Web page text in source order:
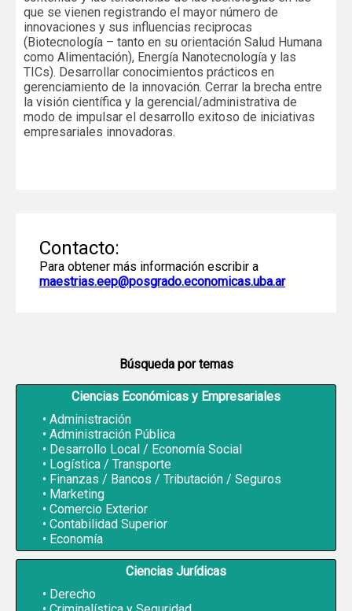
Búsqueda por temas
Ciencias Económicas y Empresariales
Administración
Administración Pública
Desarrollo Local / Economía Social
Logística / Transporte
Finanzas / Bancos / Tributación / Seguros
Marketing
Comercio Exterior
Contabilidad Superior
Economía
Ciencias Jurídicas
Derecho
que se vienen registrando el mayor número de
innovaciones y sus influencias reciprocas
(Biotecnología – tanto en su orientación Salud Humana
como Alimentación), Energía Nanotecnología y las
TICs). Desarrollar conocimientos prácticos en
gerenciamiento de la innovación. Cerrar la brecha entre
la visión científica y la gerencial/administrativa de
modo de impulsar el desarrollo exitoso de iniciativas
empresariales innovadoras.
Contacto:
Para obtener más información escribir a
maestrias.eep@posgrado.economicas.uba.ar